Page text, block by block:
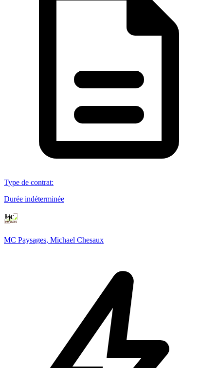
Type de contrat:
Durée indéterminée
MC Paysages, Michael Chesaux